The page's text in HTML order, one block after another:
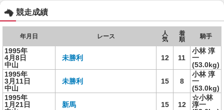
競走成績
年月日 レース
人
気
着
順
騎手
1995年
4月8日
中山
未勝利 12 11
小林 淳
一
(53.0kg)
1995年
3月11日
中山
未勝利 15 8
小林 淳
一
(53.0kg)
1995年
1月21日
新馬 15 12
☆小林
淳一